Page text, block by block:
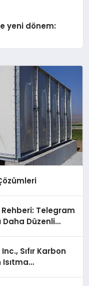
yeni dönem:
Telegram
Daha Düzenli
Sıfır Karbon
Isıtma